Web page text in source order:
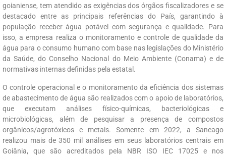
goianiense, tem atendido as exigências dos órgãos fiscalizadores e se
destacado entre as principais referências do País, garantindo à
população receber água potável com segurança e qualidade. Para
isso, a empresa realiza o monitoramento e controle de qualidade da
água para o consumo humano com base nas legislações do Ministério
da Saúde, do Conselho Nacional do Meio Ambiente (Conama) e de
normativas internas definidas pela estatal.
O controle operacional e o monitoramento da eficiência dos sistemas
de abastecimento de água são realizados com o apoio de laboratórios,
que executam análises físico-químicas, bacteriológicas e
microbiológicas, além de pesquisar a presença de compostos
orgânicos/agrotóxicos e metais. Somente em 2022, a Saneago
realizou mais de 350 mil análises em seus laboratórios centrais em
Goiânia, que são acreditados pela NBR ISO IEC 17025 e nos